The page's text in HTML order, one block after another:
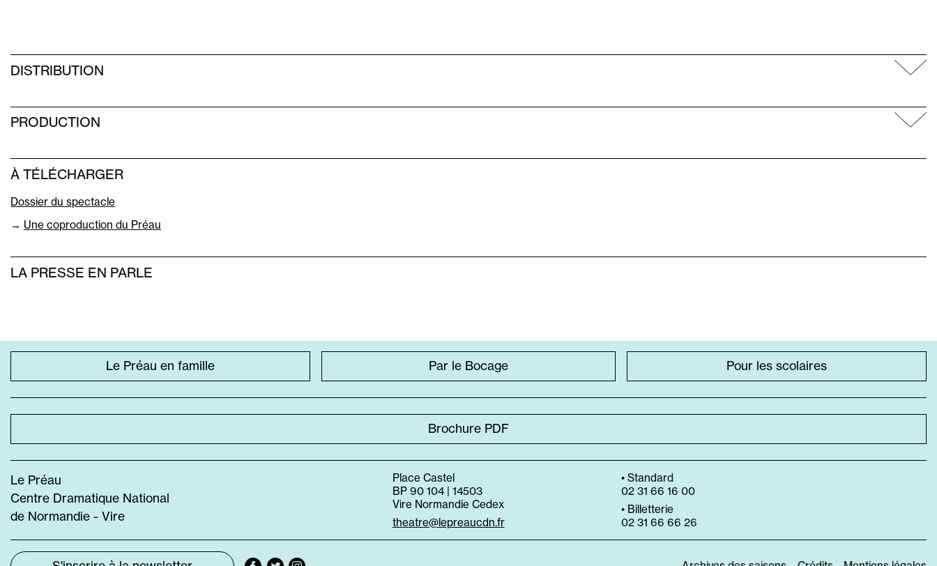
DISTRIBUTION
PRODUCTION
À TÉLÉCHARGER
Dossier du spectacle
→ Une coproduction du Préau
LA PRESSE EN PARLE
DIRECT
SPÉCIFIQUE
Le Préau en famille Par le Bocage Pour les scolaires
Brochure PDF
Le Préau
Centre Dramatique National
de Normandie - Vire
Place Castel
BP 90 104 | 14503
Vire Normandie Cedex
theatre@lepreaucdn.fr
• Standard
02 31 66 16 00
• Billetterie
02 31 66 66 26